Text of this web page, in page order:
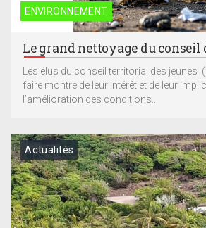
ENVIRONNEMENT
Le grand nettoyage du conseil
Les élus du conseil territorial des jeunes
faire montre de leur intérêt et de leur
l’amélioration des conditions...
Actualités